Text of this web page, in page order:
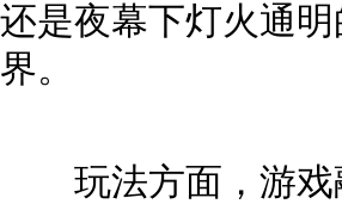
还是夜幕下灯火通
界。
玩法方面，游戏